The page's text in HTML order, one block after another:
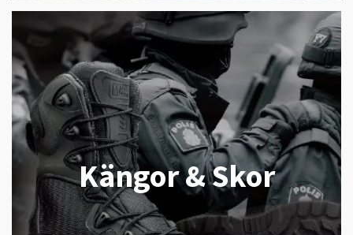
Kängor & Skor